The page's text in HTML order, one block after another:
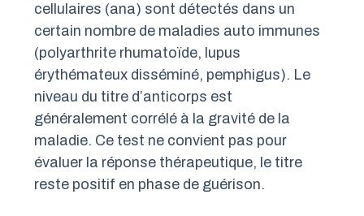
cellulaires (ana) sont détectés dans un
certain nombre de maladies auto immunes
(polyarthrite rhumatoïde, lupus
érythémateux disséminé, pemphigus). Le
niveau du titre d’anticorps est
généralement corrélé à la gravité de la
maladie. Ce test ne convient pas pour
évaluer la réponse thérapeutique, le titre
reste positif en phase de guérison.